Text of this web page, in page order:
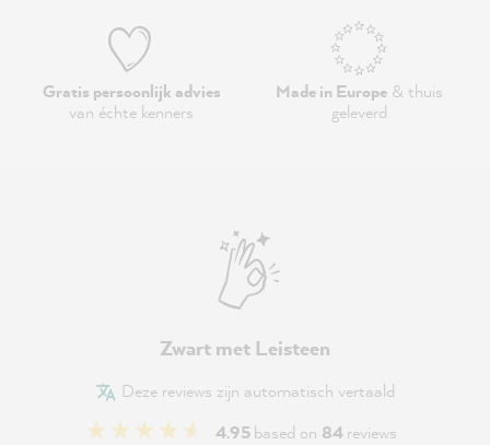
Gratis persoonlijk advies
van échte kenners
Made in Europe& thuis
geleverd
Zwart met Leisteen
Deze reviews zijn automatisch vertaald
4.95based on 84reviews